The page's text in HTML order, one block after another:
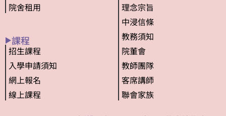
院舍租用
課程
招生課程
入學申請須知
網上報名
線上課程
理念宗旨
中浸信條
教務須知
院董會
教師團隊
客席講師
聯會家族